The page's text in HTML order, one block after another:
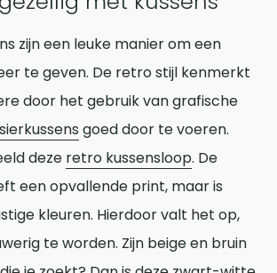
zijn een leuke manier om een
te geven. De retro stijl kenmerkt
door het gebruik van grafische
sierkussens goed door te voeren.
deze retro kussensloop. De
een opvallende print, maar is
kleuren. Hierdoor valt het op,
te worden. Zijn beige en bruin